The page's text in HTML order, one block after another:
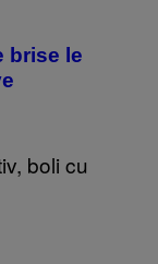
brise le